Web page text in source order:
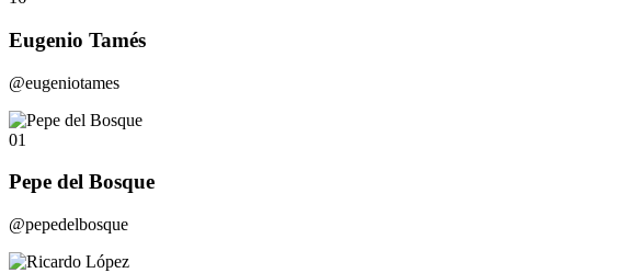
Eugenio Tamés
@eugeniotames
01
Pepe del Bosque
@pepedelbosque